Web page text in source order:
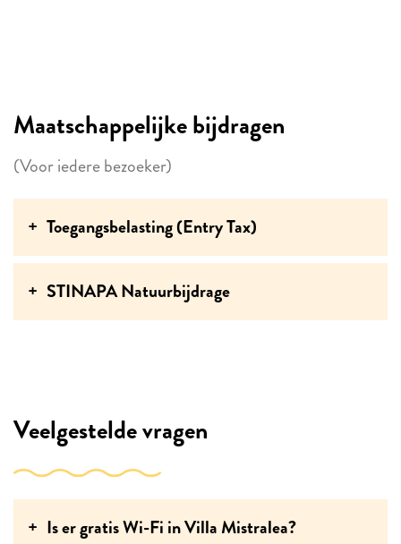
Maatschappelijke bijdragen
(Voor iedere bezoeker)
Toegangsbelasting (Entry Tax)
STINAPA Natuurbijdrage
Veelgestelde vragen
Is er gratis Wi-Fi in Villa Mistralea?